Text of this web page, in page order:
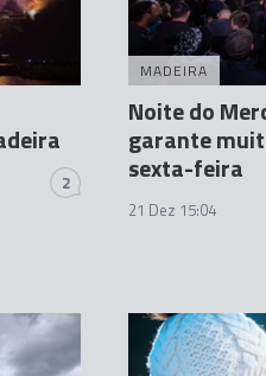
2
MADEIRA
Noite do
garante
sexta-feira
21 Dez 15:04